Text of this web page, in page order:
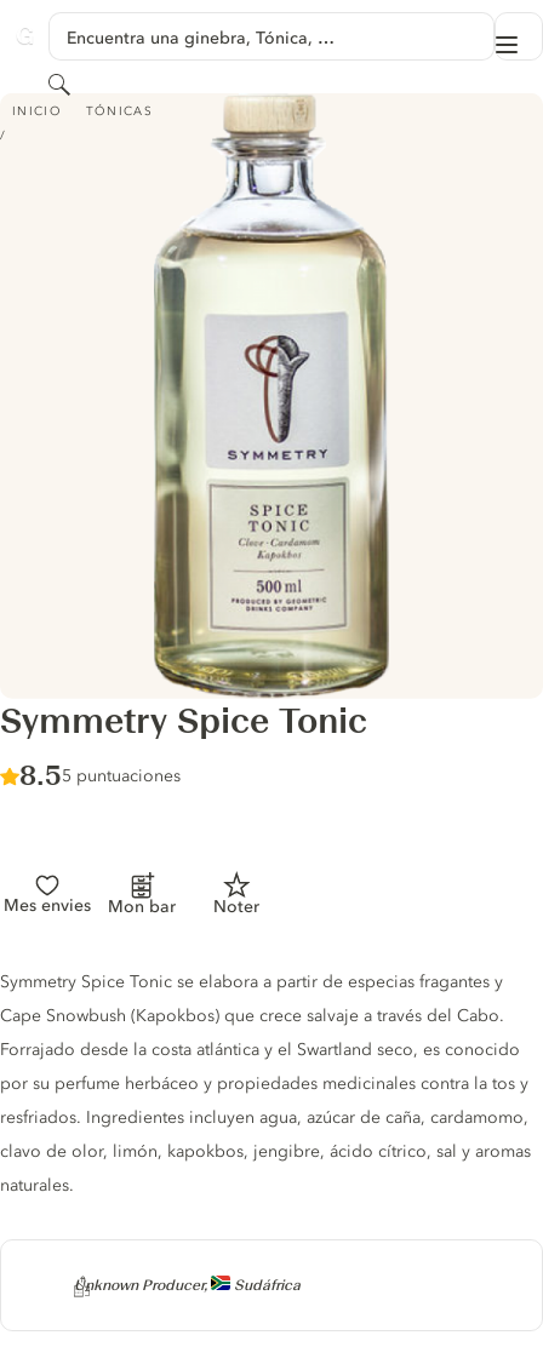
GINVENTORY
Encuentra una ginebra, Tónica, …
Buscar
INICIO TÓNICAS
SYMMETRY SPICE TONIC
Symmetry Spice Tonic
Score :
8.5/ 10
5 puntuaciones
Mes envies Mon bar Noter
Producer
Unknown Producer, Sudáfrica
Tonic description
Symmetry Spice Tonic se elabora a partir de especias fragantes y
Cape Snowbush (Kapokbos) que crece salvaje a través del Cabo.
Forrajado desde la costa atlántica y el Swartland seco, es conocido
por su perfume herbáceo y propiedades medicinales contra la tos y
resfriados. Ingredientes incluyen agua, azúcar de caña, cardamomo,
clavo de olor, limón, kapokbos, jengibre, ácido cítrico, sal y aromas
naturales.